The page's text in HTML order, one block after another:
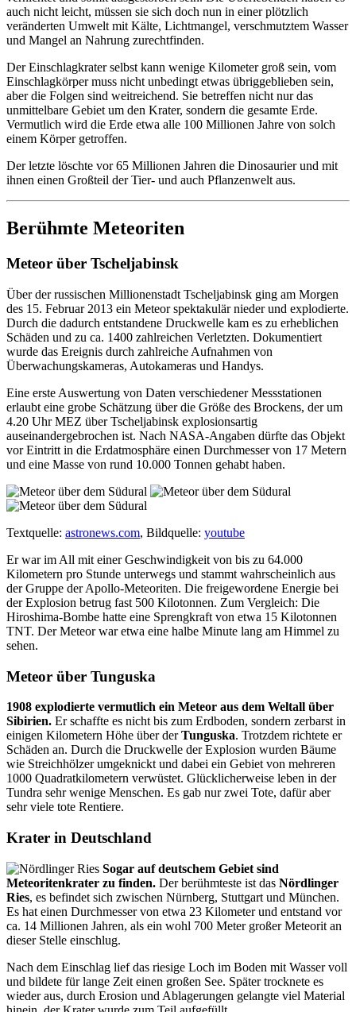
auch nicht leicht, müssen sie sich doch nun in einer plötzlich
veränderten Umwelt mit Kälte, Lichtmangel, verschmutztem Wasser
und Mangel an Nahrung zurechtfinden.
Der Einschlagkrater selbst kann wenige Kilometer groß sein, vom
Einschlagkörper muss nicht unbedingt etwas übriggeblieben sein,
aber die Folgen sind weitreichend. Sie betreffen nicht nur das
unmittelbare Gebiet um den Krater, sondern die gesamte Erde.
Vermutlich wird die Erde etwa alle 100 Millionen Jahre von solch
einem Körper getroffen.
Der letzte löschte vor 65 Millionen Jahren die Dinosaurier und mit
ihnen einen Großteil der Tier- und auch Pflanzenwelt aus.
Berühmte Meteoriten
Meteor über Tscheljabinsk
Über der russischen Millionenstadt Tscheljabinsk ging am Morgen
des 15. Februar 2013 ein Meteor spektakulär nieder und explodierte.
Durch die dadurch entstandene Druckwelle kam es zu erheblichen
Schäden und zu ca. 1400 zahlreichen Verletzten. Dokumentiert
wurde das Ereignis durch zahlreiche Aufnahmen von
Überwachungskameras, Autokameras und Handys.
Eine erste Auswertung von Daten verschiedener Messstationen
erlaubt eine grobe Schätzung über die Größe des Brockens, der um
4.20 Uhr MEZ über Tscheljabinsk explosionsartig
auseinandergebrochen ist. Nach NASA-Angaben dürfte das Objekt
vor Eintritt in die Erdatmosphäre einen Durchmesser von 17 Metern
und eine Masse von rund 10.000 Tonnen gehabt haben.
Textquelle: astronews.com, Bildquelle: youtube
Er war im All mit einer Geschwindigkeit von bis zu 64.000
Kilometern pro Stunde unterwegs und stammt wahrscheinlich aus
der Gruppe der Apollo-Meteoriten. Die freigewordene Energie bei
der Explosion betrug fast 500 Kilotonnen. Zum Vergleich: Die
Hiroshima-Bombe hatte eine Sprengkraft von etwa 15 Kilotonnen
TNT. Der Meteor war etwa eine halbe Minute lang am Himmel zu
sehen.
Meteor über Tunguska
1908 explodierte vermutlich ein Meteor aus dem Weltall über
Sibirien. Er schaffte es nicht bis zum Erdboden, sondern zerbarst in
einigen Kilometern Höhe über derTunguska. Trotzdem richtete er
Schäden an. Durch die Druckwelle der Explosion wurden Bäume
wie Streichhölzer umgeknickt und dabei ein Gebiet von mehreren
1000 Quadratkilometern verwüstet. Glücklicherweise leben in der
Tundra sehr wenige Menschen. Es gab nur zwei Tote, dafür aber
sehr viele tote Rentiere.
Krater in Deutschland
Sogar auf deutschem Gebiet sind
Meteoritenkrater zu finden. Der berühmteste ist das Nördlinger
Ries, es befindet sich zwischen Nürnberg, Stuttgart und München.
Es hat einen Durchmesser von etwa 23 Kilometer und entstand vor
ca. 14 Millionen Jahren, als ein wohl 700 Meter großer Meteorit an
dieser Stelle einschlug.
Nach dem Einschlag lief das riesige Loch im Boden mit Wasser voll
und bildete für lange Zeit einen großen See. Später trocknete es
wieder aus, durch Erosion und Ablagerungen gelangte viel Material